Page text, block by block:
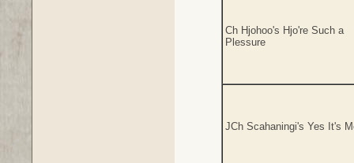
Ch Hjohoo's Hjo're Such a
Plessure
JCh Scahaningi's Yes It's